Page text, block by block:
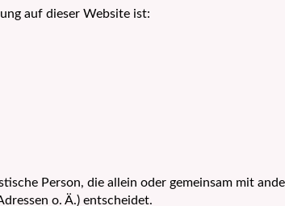
auf dieser Website ist:
Person, die allein oder gemeinsam mit
o. Ä.) entscheidet.